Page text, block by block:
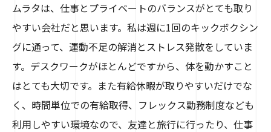
ムラタは、仕事とプライベートのバランスがとても取り
やすい会社だと思います。私は週に1回のキックボクシン
グに通って、運動不足の解消とストレス発散をしていま
す。デスクワークがほとんどですから、体を動かすこと
はとても大切です。また有給休暇が取りやすいだけでな
く、時間単位での有給取得、フレックス勤務制度なども
利用しやすい環境なので、友達と旅行に行ったり、仕事